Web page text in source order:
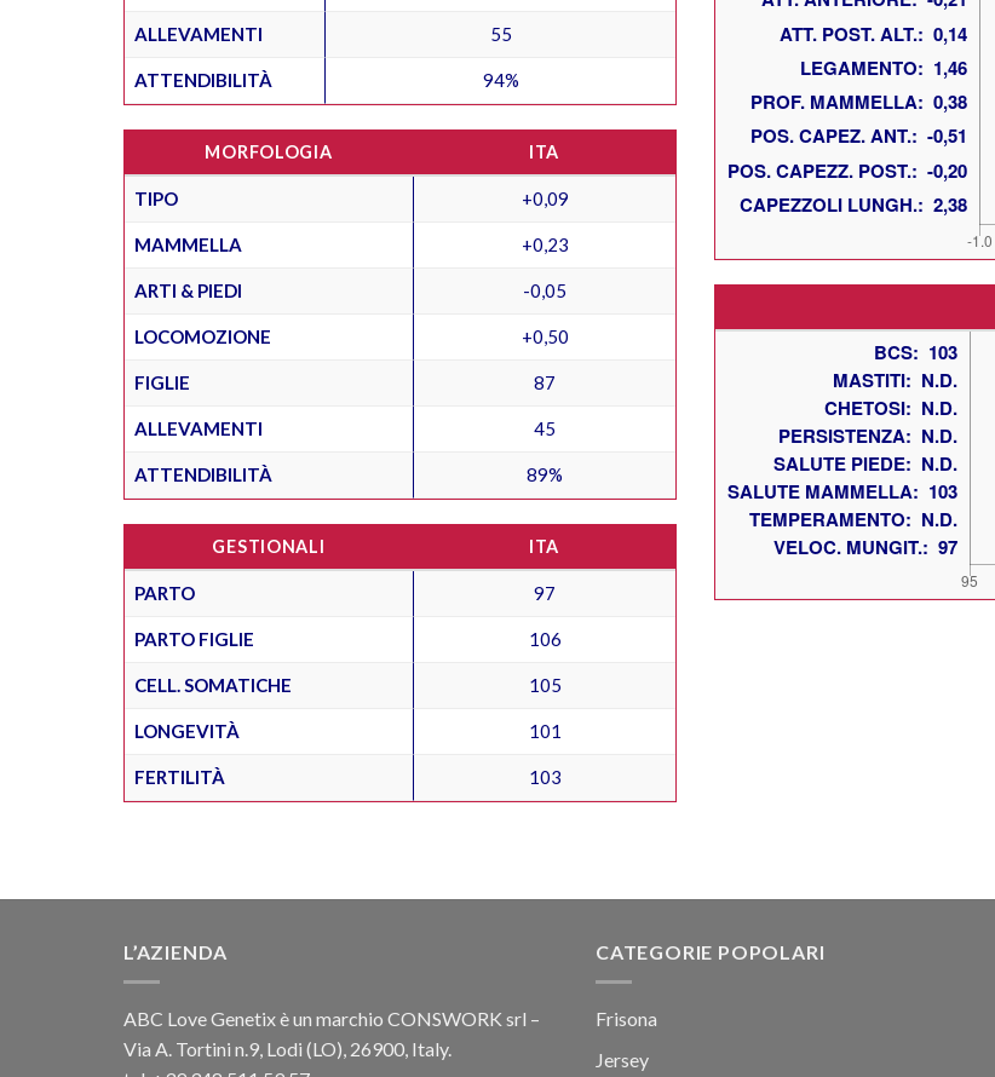
ALLEVAMENTI 55
ATTENDIBILITÀ 94%
MORFOLOGIA ITA
TIPO +0,09
MAMMELLA +0,23
ARTI & PIEDI -0,05
LOCOMOZIONE +0,50
FIGLIE 87
ALLEVAMENTI 45
ATTENDIBILITÀ 89%
GESTIONALI ITA
PARTO 97
PARTO FIGLIE 106
CELL. SOMATICHE 105
LONGEVITÀ 101
FERTILITÀ 103
L’AZIENDA
ABC Love Genetix è un marchio CONSWORK srl –
Via A. Tortini n.9, Lodi (LO), 26900, Italy.
CATEGORIE POPOLARI
Frisona
Jersey